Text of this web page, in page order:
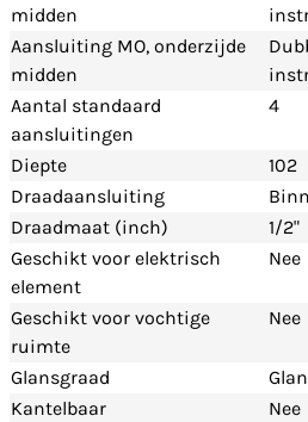
midden
Aansluiting MO, onderzijde
midden
Aantal standaard
aansluitingen
4
Diepte
102
Draadaansluiting
Draadmaat (inch)
1/2"
Geschikt voor elektrisch
element
Nee
Geschikt voor vochtige
ruimte
Nee
Glansgraad
Kantelbaar
Nee